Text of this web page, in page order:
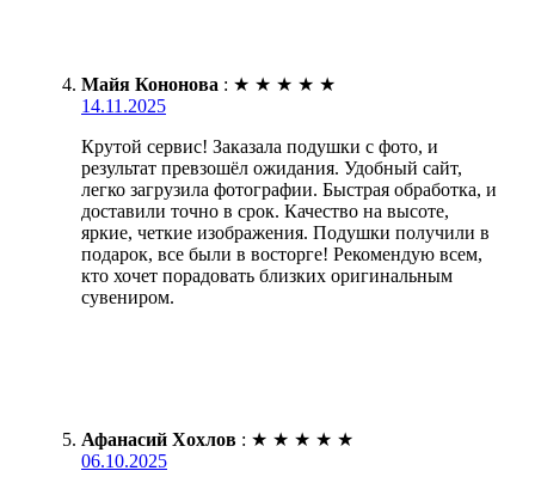
Майя Кононова : ★ ★ ★ ★ ★
14.11.2025
Крутой сервис! Заказала подушки с фото, и
результат превзошёл ожидания. Удобный сайт,
легко загрузила фотографии. Быстрая обработка, и
доставили точно в срок. Качество на высоте,
яркие, четкие изображения. Подушки получили в
подарок, все были в восторге! Рекомендую всем,
кто хочет порадовать близких оригинальным
сувениром.
Афанасий Хохлов : ★ ★ ★ ★ ★
06.10.2025